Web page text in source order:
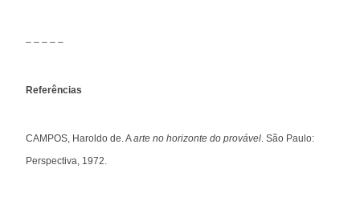
– – – – –
Referências
CAMPOS, Haroldo de. Aarte no horizonte do provável. São Paulo:
Perspectiva, 1972.